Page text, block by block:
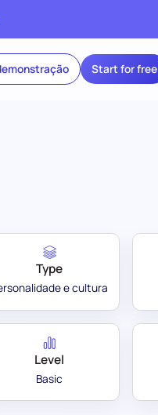
Start for free
Type
e cultura
Level
Basic